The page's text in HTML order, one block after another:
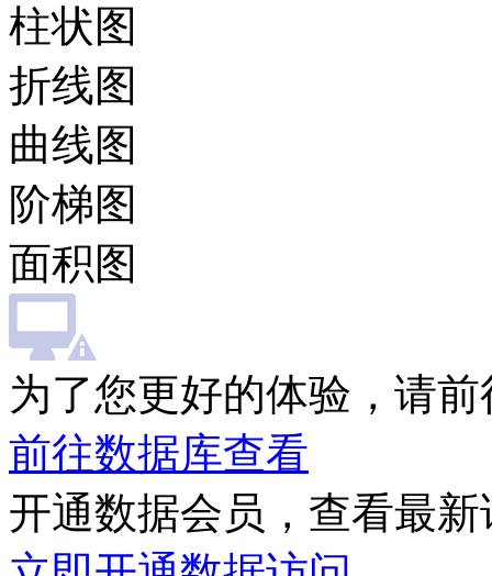
柱状图
折线图
曲线图
阶梯图
面积图
为了您更好的体验，请
前往数据库查看
开通数据会员，查看最